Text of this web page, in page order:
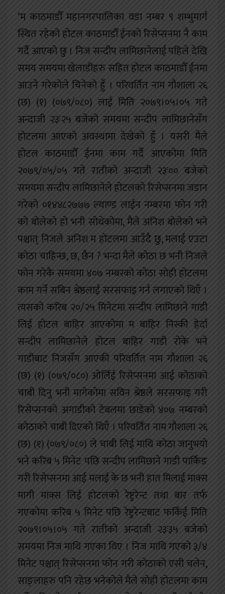
‘म काठमाडौँ महानगरपालिका वडा नम्बर ९ शम्भुमार्ग
स्थित रहेको होटल काठमाडौँ ईनको रिसेप्सनमा नै काम
गर्दै आएको छु । निज सन्दीप लामिछानेलाई पहिले देखि
समय समयमा खेलाडीहरु सहित होटल काठमाडौँ ईनमा
आउने गरेकोले चिनेको हुँ । परिवर्तित नाम गौशाला २६
(छ) (१) (०७९/०८०) लाई मिति २०७९।०५।०५ गते
अन्दाजी २३ः२५ बजेको समयमा सन्दीप लामिछानेसँग
होटलमा आएको अवस्थामा देखेको हुँ । यसरी मैले
होटल काठमाडौँ ईनमा काम गर्दै आएकोमा मिति
२०७९/०५/०५ गते रातीको अन्दाजी २३ः०० बजेको
समयमा सन्दीप लामिछानेले होटलको रिसेप्सनमा जडान
गरेको ०१४४८२७७७ ल्याण्ड लाईन नम्बरमा फोन गरी
को बोलेको हो भनी सोधेकोमा, मैले अनिश बोलेको भने
पश्चात् निजले अनिश म होटलमा आउँदै छु, मलाई एउटा
कोठा चाहिन्छ, छ, छैन ? भन्दा मैले कोठा छ भनी निजले
फोन गरेकै समयमा ४०७ नम्बरको कोठा सोही होटलमा
काम गर्ने सबिन श्रेष्ठलाई सरसफाइ गर्न लगाएको थिएँ ।
त्यसको करिब २०/२५ मिनेटमा सन्दीप लामिछाने गाडी
लिई होटल बाहिर आएकोमा म बाहिर निस्की हेर्दा
सन्दीप लामिछानेले होटल बाहिर गाडी रोके भने
गाडीबाट निजसँग आएकी परिवर्तित नाम गौशाला २६
(छ) (१) (०७९/०८०) ओर्लिई रिसेप्सनमा आई कोठाको
चाबी दिनु भनी मागेकोमा सविन श्रेष्ठले सरसफाइ गरी
रिसेप्सनको अगाडीको टेबलमा छाडेको ४०७ नम्बरको
कोठाको चाबी दिएको थिएँ । परिवर्तित नाम गौशाला २६
(छ) (१) (०७९/०८०) ले चाबी लिई माथि कोठा जानुभयो
भने करिब ५ मिनेट पछि सन्दीप लामिछाने गाडी पार्किङ
गरी रिसेप्सनमा आई मलाई के छ भनी हात मिलाई माक्स
मागी माक्स लिई होटलको रेष्टुरेन्ट तथा बार तर्फ
गएकोमा करिब ५ मिनेट पछि रेष्टुरेन्टबाट फर्किई मिति
२०७९।०५।०५ गते रातीको अन्दाजी २३ः३५ बजेको
समयमा निज माथि गएका थिए । निज माथि गएको ३/४
मिनेट पश्चात् रिसेप्सनमा फोन गरी कोठाको एसी चलेन,
साङ्लाहरु पनि रहेछ भनेकोले मैले सोही होटलमा काम